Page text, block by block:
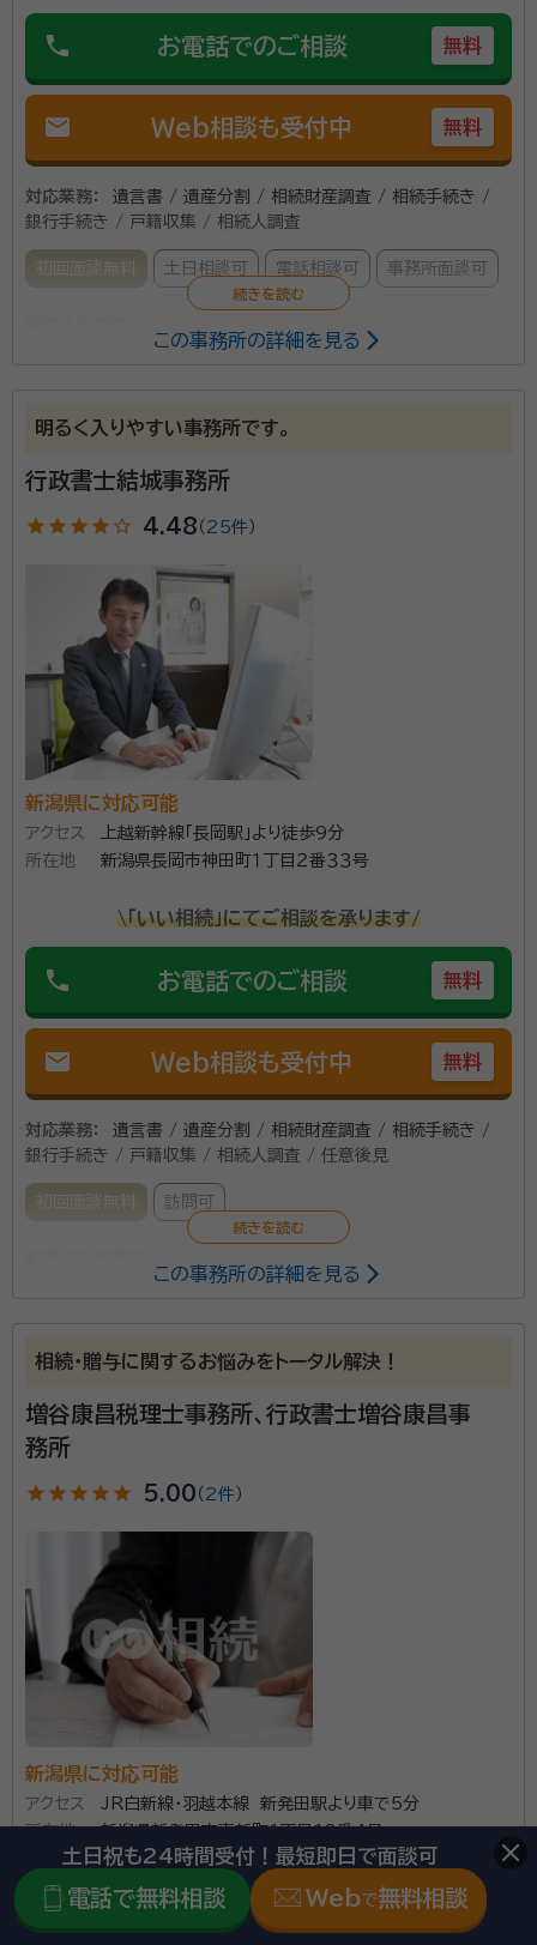
phone お電話でのご相談 無料
mail Web相談も受付中 無料
対応業務：
遺言書 / 遺産分割 / 相続財産調査 / 相続手続き /
銀行手続き / 戸籍収集 / 相続人調査
初回面談無料 土日相談可 電話相談可 事務所面談可
ます。ぜひご相談下さい。
新潟県行政書士会
この事務所の詳細を見る
明るく入りやすい事務所です。
行政書士結城事務所
star star star star star_outline 4.48 （ 25件）
新潟県に対応可能
アクセス
上越新幹線「長岡駅」より徒歩9分
所在地
新潟県長岡市神田町１丁目２番３３号
\「いい相続」にてご相談を承ります/
phone お電話でのご相談 無料
mail Web相談も受付中 無料
対応業務：
遺言書 / 遺産分割 / 相続財産調査 / 相続手続き /
銀行手続き / 戸籍収集 / 相続人調査 / 任意後見
初回面談無料 訪問可
事務所口コミ（抜粋）：
account_circle 満足度 4.0
ご利用時期：2025/6
面談の感想
先方が少し緊張？されていたのかな？と最初感じたが質問のやり取りを
重ねるうちに回答もよくしてくださる感じになっていった。初めてなの
で、まずは信用してみようと思った。
契約後の感想
った。杓子定規な感じではなかったので、その点は良かったと感じる。
相続手続きのほか、不動産会社を併設していることから
処分に困った空家や土地などの相談を得意にしていま
資格等： 行政書士
所属団体： 新潟県行政書士会
この事務所の詳細を見る
相続・贈与に関するお悩みをトータル解決！
増谷康昌税理士事務所、行政書士増谷康昌事
務所
star star star star star 5.00 （ 2件 ）
新潟県に対応可能
アクセス
JR白新線・羽越本線 新発田駅より車で5分
所在地
新潟県新発田市東新町1丁目13番4号
\「いい相続」にてご相談を承ります/
土日祝も24時間受付！最短即日で面談可
電話で無料相談 Webで無料相談